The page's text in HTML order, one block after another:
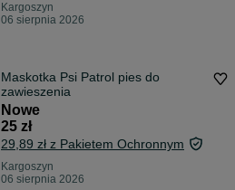
Kargoszyn
06 sierpnia 2026
Maskotka Psi Patrol pies do
zawieszenia
Nowe
25 zł
29,89 zł z Pakietem Ochronnym
Kargoszyn
06 sierpnia 2026